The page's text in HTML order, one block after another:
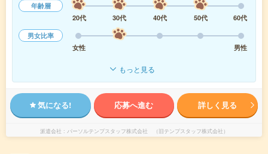
年齢層
20代
30代 40代 50代
60代
男女比率
女性
男性
もっと見る
気になる! 応募へ進む 詳しく見る
派遣会社 パーソルテンプスタッフ株式会社 （旧テンプスタッフ株式会社）